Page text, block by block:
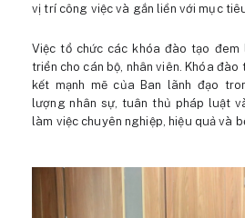
vị trí công việc và gắn liền với mục
Việc tổ chức các khóa đào tạo đem
triển cho cán bộ, nhân viên. Khóa đào
kết mạnh mẽ của Ban lãnh đạo
lượng nhân sự, tuân thủ pháp luật
làm việc chuyên nghiệp, hiệu quả và